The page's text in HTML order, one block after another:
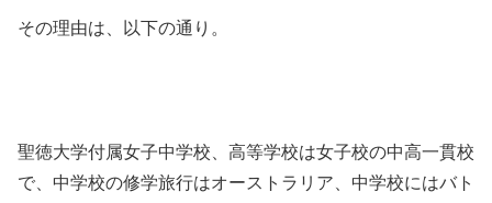
その理由は、以下の通り。
聖徳大学付属女子中学校、高等学校は女子校の中高一貫校
で、中学校の修学旅行はオーストラリア、中学校にはバト